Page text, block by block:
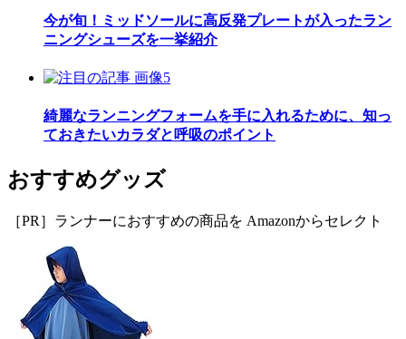
今が旬！ミッドソールに高反発プレートが入ったラン
ニングシューズを一挙紹介
綺麗なランニングフォームを手に入れるために、知っ
ておきたいカラダと呼吸のポイント
おすすめグッズ
［PR］ランナーにおすすめの商品を Amazonからセレクト